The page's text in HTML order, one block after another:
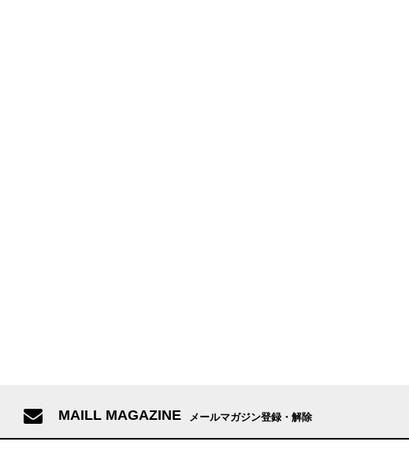
MAILL MAGAZINE メールマガジン登録・解除